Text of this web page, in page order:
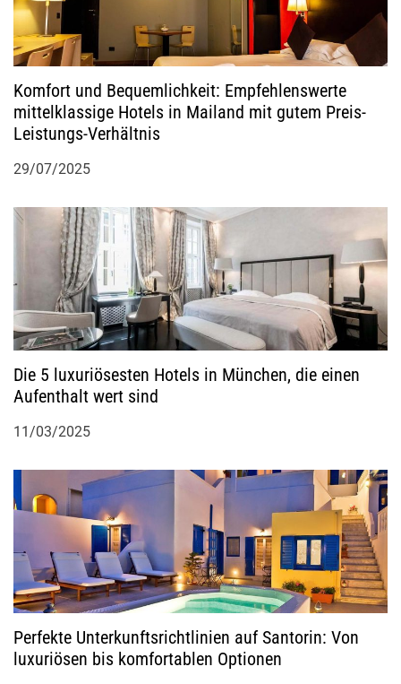
i
g
a
t
i
n
Komfort und Bequemlichkeit: Empfehlenswerte
mittelklassige Hotels in Mailand mit gutem Preis-
Leistungs-Verhältnis
29/07/2025
Die 5 luxuriösesten Hotels in München, die einen
Aufenthalt wert sind
11/03/2025
Perfekte Unterkunftsrichtlinien auf Santorin: Von
luxuriösen bis komfortablen Optionen